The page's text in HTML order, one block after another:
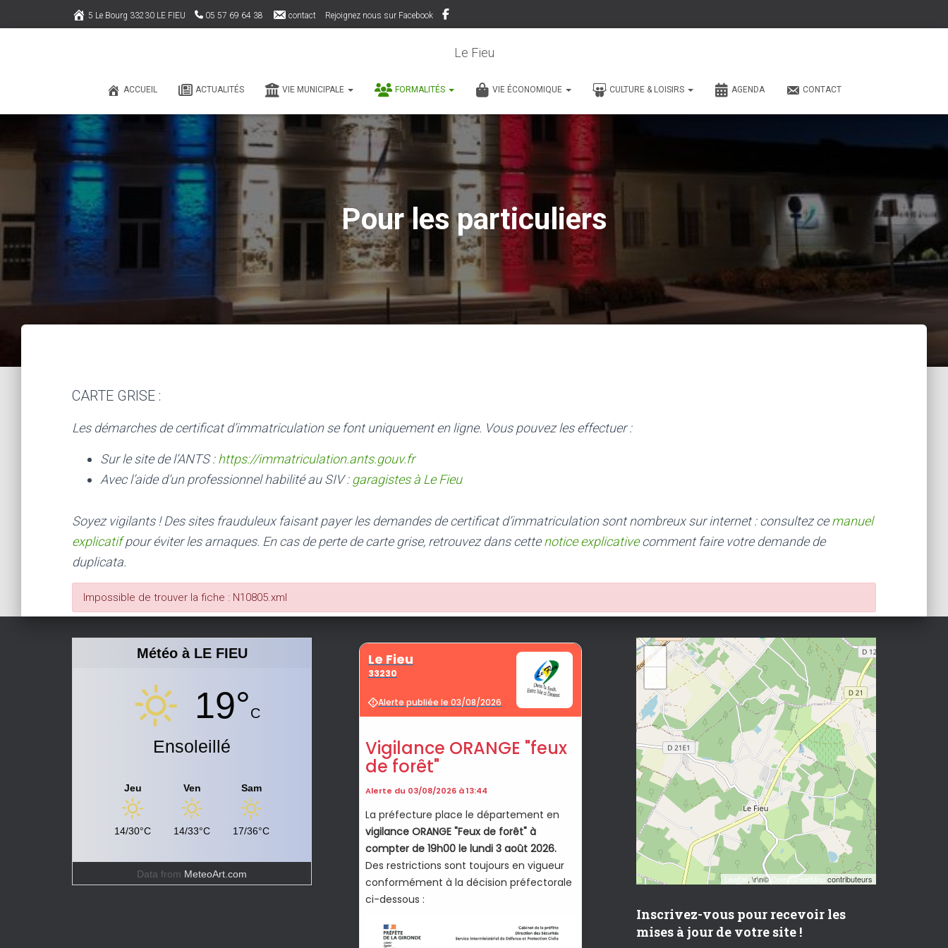
5 Le Bourg 33230 LE FIEU 05 57 69 64 38 contact Rejoignez nous sur Facebook
Le Fieu
ACCUEIL ACTUALITÉS VIE MUNICIPALE FORMALITÉS VIE ÉCONOMIQUE CULTURE & LOISIRS AGENDA CONTACT
Pour les particuliers
CARTE GRISE :
Les démarches de certificat d’immatriculation se font uniquement en ligne. Vous pouvez les effectuer :
Sur le site de l’ANTS :https://immatriculation.ants.gouv.fr
Avec l’aide d’un professionnel habilité au SIV : garagistes à Le Fieu
Soyez vigilants ! Des sites frauduleux faisant payer les demandes de certificat d’immatriculation sont nombreux sur internet : consultez cemanuel
explicatifpour éviter les arnaques. En cas de perte de carte grise, retrouvez dans cettenotice explicativecomment faire votre demande de
duplicata.
Impossible de trouver la fiche : N10805.xml
Météo à LE FIEU
19°C
Ensoleillé
Jeu
14/30°C
Ven
14/33°C
Sam
17/36°C
Data from MeteoArt.com
+
Leaflet, \r\n© OpenStreetMap contributeurs
Inscrivez-vous pour recevoir les
mises à jour de votre site !